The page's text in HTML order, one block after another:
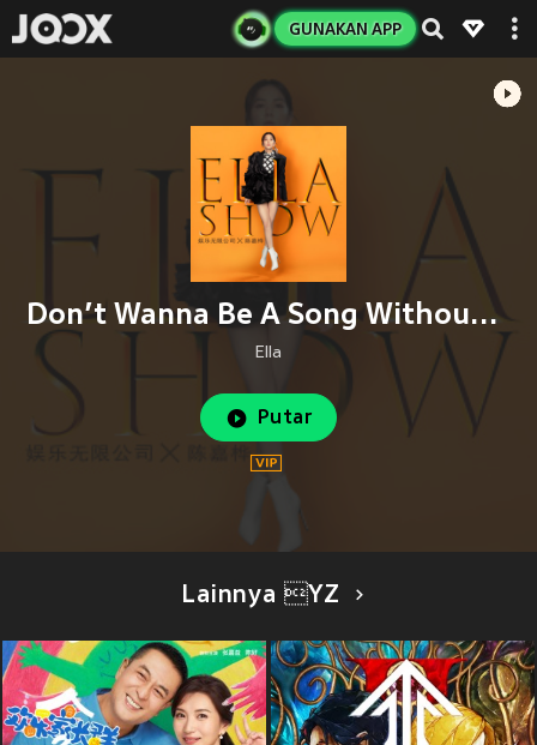
GUNAKAN APP
Don’t Wanna Be A Song Without A Chorus
Ella
Putar
Lainnya YZ